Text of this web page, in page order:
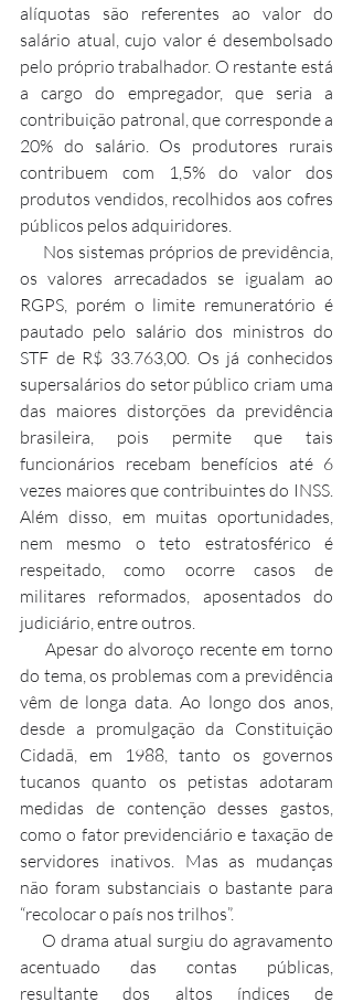
alíquotas são referentes ao valor do
salário atual, cujo valor é desembolsado
pelo próprio trabalhador. O restante está
a cargo do empregador, que seria a
contribuição patronal, que corresponde a
20% do salário. Os produtores rurais
contribuem com 1,5% do valor dos
produtos vendidos, recolhidos aos cofres
públicos pelos adquiridores.
os valores arrecadados se igualam ao
RGPS, porém o limite remuneratório é
pautado pelo salário dos ministros do
STF de R$ 33.763,00. Os já conhecidos
supersalários do setor público criam uma
das maiores distorções da previdência
brasileira, pois permite que tais
funcionários recebam benefícios até 6
vezes maiores que contribuintes do INSS.
Além disso, em muitas oportunidades,
nem mesmo o teto estratosférico é
respeitado, como ocorre casos de
militares reformados, aposentados do
judiciário, entre outros.
do tema, os problemas com a previdência
vêm de longa data. Ao longo dos anos,
desde a promulgação da Constituição
Cidadã, em 1988, tanto os governos
tucanos quanto os petistas adotaram
medidas de contenção desses gastos,
como o fator previdenciário e taxação de
servidores inativos. Mas as mudanças
não foram substanciais o bastante para
“recolocar o país nos trilhos”.
acentuado das contas públicas,
resultante dos altos índices de